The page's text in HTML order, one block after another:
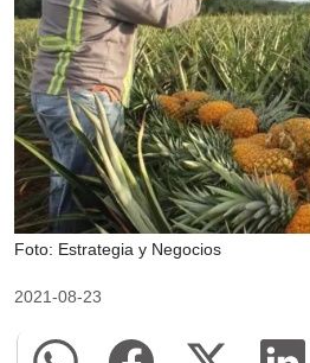
Foto: Estrategia y Negocios
2021-08-23